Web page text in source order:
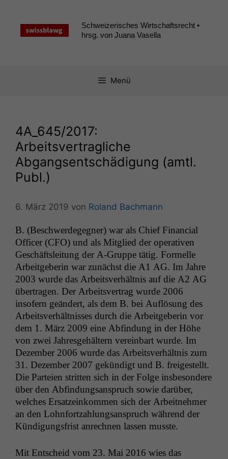
springen
Schweizerisches Wirtschaftsrecht •
hrsg. von Juana Vasella
Menü
4A_645/2017:
Arbeitsvertragliche
Abgangsentschädigung (amtl.
Publ.)
6. März 2019 von Roland Bachmann
B. (Beschw­erdegeg­n­er) war als Chief Finan­cial
Offi­cer (CFO) und als Mit­glied der oper­a­tiv­en
Geschäft­sleitung der A‑Gruppe tätig. Formelle
Arbeit­ge­berin war zunächst die A1 AG. Im Jahre
2003 wurde das Arbeitsver­hält­nis auf die A2 AG
über­tra­gen. Der Arbeitsver­trag wurde 2006
insofern geän­dert, als dem B. bei Auflö­sung des
Arbeitsver­hält­niss­es durch die Arbeit­ge­berin vor
dem 1. März 2009 eine Abfind­ung in der Höhe
von zwei Jahres­ge­häl­tern vere­in­bart wurde. Im
Dezem­ber 2006 wurde das Arbeitsver­hält­nis zum
31. Dezem­ber 2007 gekündigt und B. freigestellt.
Die Parteien strit­ten sich in der Folge ins­beson­dere
über den Abfind­ungsanspruch sowie darüber,
welch­es Ersatzeinkom­men sich der Arbeit­nehmer
an den Lohn­fortzahlungsanspruch während der
Kündi­gungs­frist anrech­nen lassen musste.
Mit Entscheid vom 23. Mai 2016 wies das